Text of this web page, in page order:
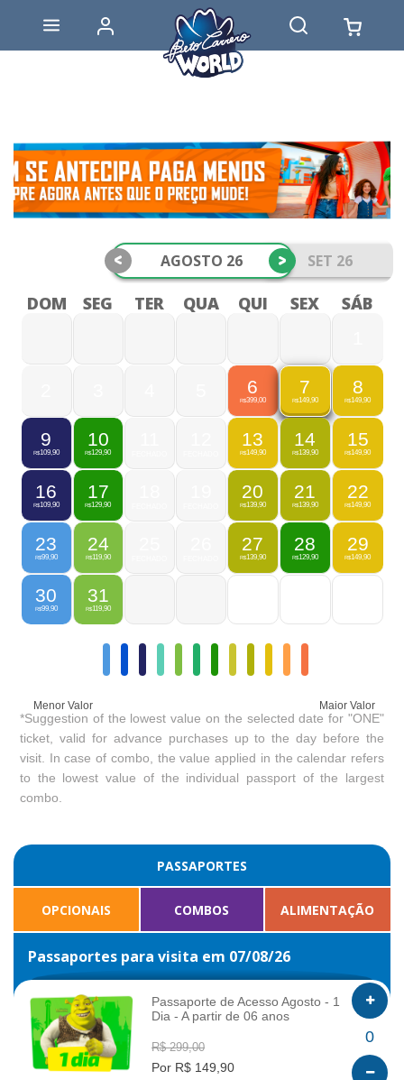
AGOSTO 26 SET 26
< >
DOM SEG TER QUA QUI SEX SÁB
6
R$399,00
7
R$149,90
8
R$149,90
9
R$109,90
10
R$129,90
13
R$149,90
14
R$139,90
15
R$149,90
16
R$109,90
17
R$129,90
20
R$139,90
21
R$139,90
22
R$149,90
23
R$99,90
24
R$119,90
27
R$139,90
28
R$129,90
29
R$149,90
30
R$99,90
31
R$119,90
Menor Valor Maior Valor
*Suggestion of the lowest value on the selected date for "ONE"
ticket, valid for advance purchases up to the day before the
visit. In case of combo, the value applied in the calendar refers
to the lowest value of the individual passport of the largest
combo.
PASSAPORTES
OPCIONAIS COMBOS ALIMENTAÇÃO
Passaportes para visita em 07/08/26
INFO
Passaporte de Acesso Agosto - 1
Dia - A partir de 06 anos
R$ 299,00
Por R$ 149,90
0